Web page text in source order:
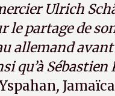
Ulrich
le partage de
allemand
qu’à Sébastien
, Jamaïca